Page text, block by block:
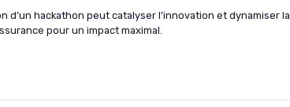
d’un hackathon peut catalyser l’innovation et dynamiser la
pour un impact maximal.